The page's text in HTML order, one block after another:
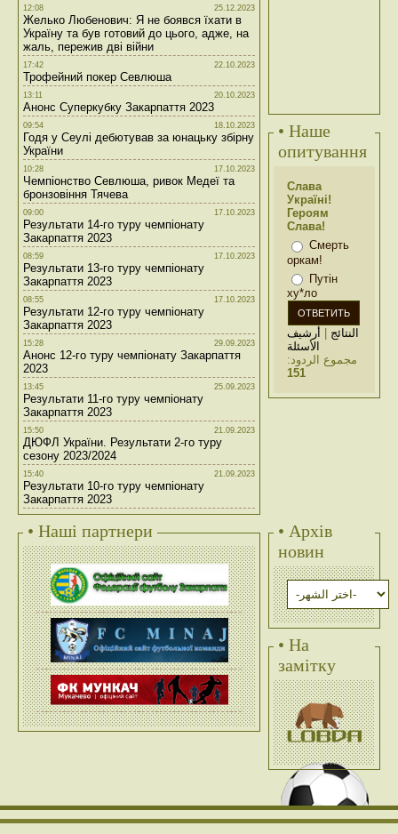
12:08 25.12.2023
Желько Любенович: Я не боявся їхати в
Україну та був готовий до цього, адже, на
жаль, пережив дві війни
17:42 22.10.2023
Трофейний покер Севлюша
13:11 20.10.2023
Анонс Суперкубку Закарпаття 2023
09:54 18.10.2023
Годя у Сеулі дебютував за юнацьку збірну
України
10:28 17.10.2023
Чемпіонство Севлюша, ривок Медеї та
бронзовіння Тячева
09:00 17.10.2023
Результати 14-го туру чемпіонату
Закарпаття 2023
08:59 17.10.2023
Результати 13-го туру чемпіонату
Закарпаття 2023
08:55 17.10.2023
Результати 12-го туру чемпіонату
Закарпаття 2023
15:28 29.09.2023
Анонс 12-го туру чемпіонату Закарпаття
2023
13:45 25.09.2023
Результати 11-го туру чемпіонату
Закарпаття 2023
15:50 21.09.2023
ДЮФЛ України. Результати 2-го туру
сезону 2023/2024
15:40 21.09.2023
Результати 10-го туру чемпіонату
Закарпаття 2023
• Наше
опитування
Слава
Україні!
Героям
Слава!
Смерть
оркам!
Путін
ху*ло
النتائج | أرشيف
الأسئلة
مجموع الردود:
151
• Наші партнери
• Архів
новин
• На
замітку